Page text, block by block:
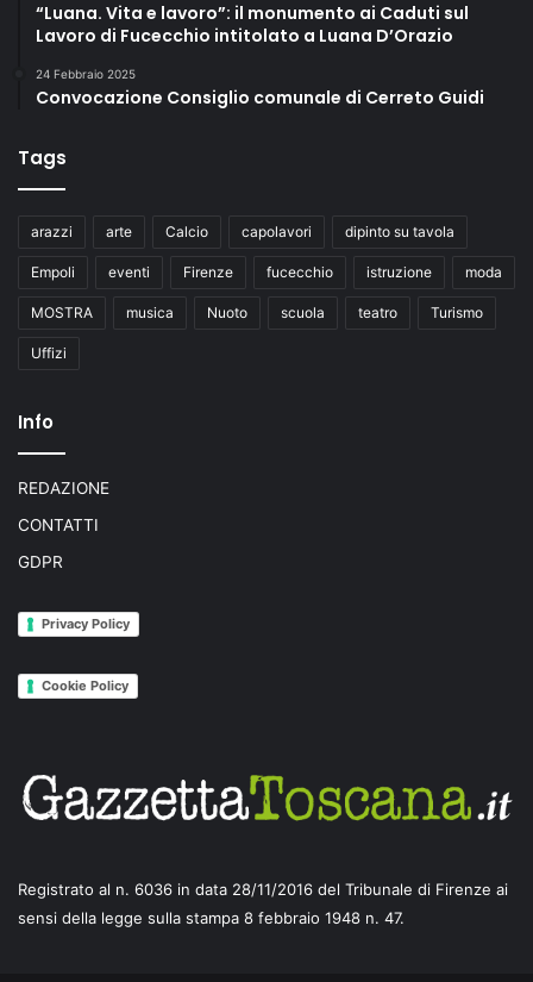
“Luana. Vita e lavoro”: il monumento ai Caduti sul
Lavoro di Fucecchio intitolato a Luana D’Orazio
24 Febbraio 2025
Convocazione Consiglio comunale di Cerreto Guidi
Tags
arazzi arte Calcio capolavori dipinto su tavola
Empoli eventi Firenze fucecchio istruzione moda
MOSTRA musica Nuoto scuola teatro Turismo
Uffizi
Info
REDAZIONE
CONTATTI
GDPR
Privacy Policy
Cookie Policy
Registrato al n. 6036 in data 28/11/2016 del Tribunale di Firenze ai
sensi della legge sulla stampa 8 febbraio 1948 n. 47.